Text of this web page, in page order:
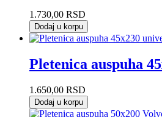
1.730,00 RSD
Dodaj u korpu
Pletenica auspuha
1.650,00 RSD
Dodaj u korpu